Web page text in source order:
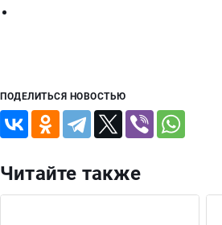
ПОДЕЛИТЬСЯ НОВОСТЬЮ
Читайте также